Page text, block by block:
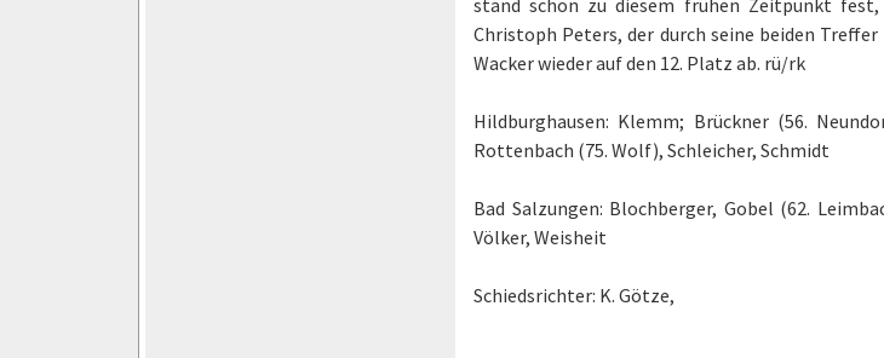
Christoph Peters, der durch seine beiden
Wacker wieder auf den 12. Platz ab. rü/rk
Hildburghausen: Klemm; Brückner (56.
Rottenbach (75. Wolf), Schleicher, Schmidt
Bad Salzungen: Blochberger, Gobel (62.
Völker, Weisheit
Schiedsrichter: K. Götze,